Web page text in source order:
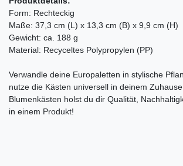
Form: Rechteckig
Maße: 37,3 cm (L) x 13,3 cm (B) x 9,9 cm (H)
Gewicht: ca. 188 g
Material: Recyceltes Polypropylen (PP)
Verwandle deine Europaletten in stylische
nutze die Kästen universell in deinem
Blumenkästen holst du dir Qualität,
in einem Produkt!